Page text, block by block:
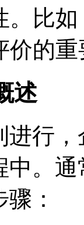
。比
价的
述
进行
中。
：